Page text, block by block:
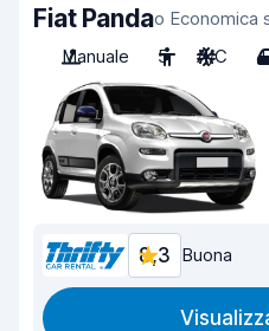
Fiat Pandao Economica
Manuale
5 A/C 4
8,3 Buona